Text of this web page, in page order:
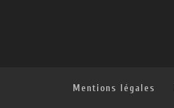
Mentions légales